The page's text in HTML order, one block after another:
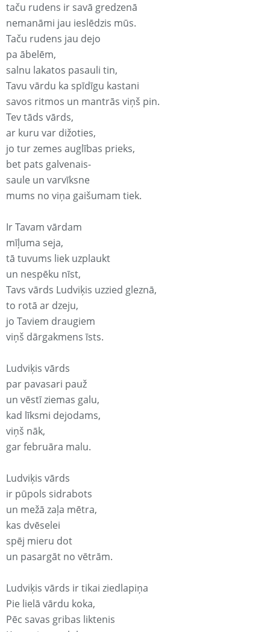
taču rudens ir savā gredzenā
nemanāmi jau ieslēdzis mūs.
Taču rudens jau dejo
pa ābelēm,
salnu lakatos pasauli tin,
Tavu vārdu ka spīdīgu kastani
savos ritmos un mantrās viņš pin.
Tev tāds vārds,
ar kuru var dižoties,
jo tur zemes auglības prieks,
bet pats galvenais-
saule un varvīksne
mums no viņa gaišumam tiek.
Ir Tavam vārdam
mīļuma seja,
tā tuvums liek uzplaukt
un nespēku nīst,
Tavs vārds Ludviķis uzzied gleznā,
to rotā ar dzeju,
jo Taviem draugiem
viņš dārgakmens īsts.
Ludviķis vārds
par pavasari pauž
un vēstī ziemas galu,
kad līksmi dejodams,
viņš nāk,
gar februāra malu.
Ludviķis vārds
ir pūpols sidrabots
un mežā zaļa mētra,
kas dvēselei
spēj mieru dot
un pasargāt no vētrām.
Ludviķis vārds ir tikai ziedlapiņa
Pie lielā vārdu koka,
Pēc savas gribas liktenis